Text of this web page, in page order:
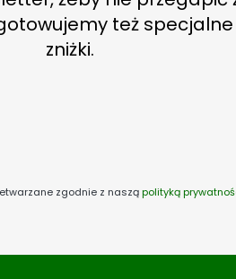
też
zniżki.
zgodnie z nasząpolityką